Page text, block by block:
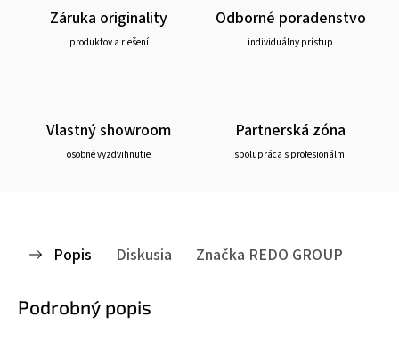
Záruka originality
produktov a riešení
Odborné poradenstvo
individuálny prístup
Vlastný showroom
osobné vyzdvihnutie
Partnerská zóna
spolupráca s profesionálmi
Popis Diskusia Značka REDO GROUP
Podrobný popis